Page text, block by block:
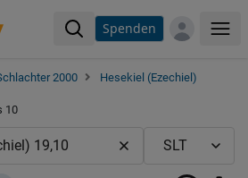
Spenden
2000
Hesekiel (Ezechiel)
10